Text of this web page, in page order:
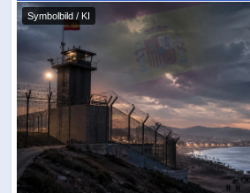
Symbolbild / KI